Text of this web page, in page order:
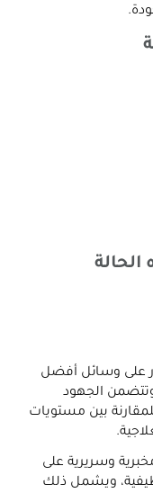
على وسائل أفضل
الجهود
بين مستويات
وسريرية على
ويشمل ذلك